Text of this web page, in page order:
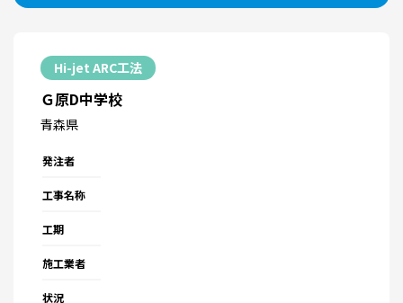
Hi-jet ARC工法
Ｇ原D中学校
青森県
発注者
工事名称
工期
施工業者
状況